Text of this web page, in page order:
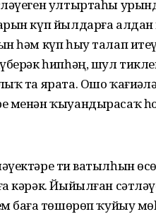
ултыртаһы
күп йылдарға алдан
һәм күп һыу талап
һипһәң, шул
та ярата. Ошо
менән ҡыуандырасаҡ
тиҙ ватылһын
кәрәк. Йыйылған
баҙға төшөрөп ҡуйыу